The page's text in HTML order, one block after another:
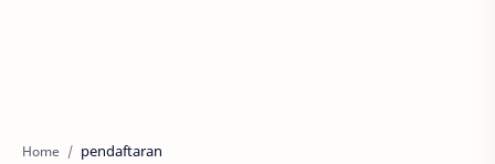
Home pendaftaran